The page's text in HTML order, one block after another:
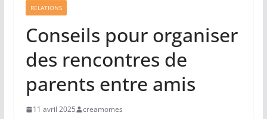
RELATIONS
Conseils pour organiser
des rencontres de
parents entre amis
11 avril 2025 creamomes